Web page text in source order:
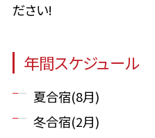
ださい!
年間スケジュール
夏合宿(8月)
冬合宿(2月)